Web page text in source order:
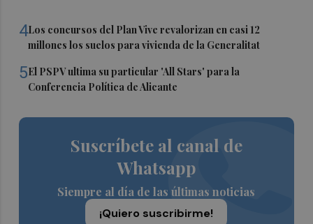
4Los concursos del Plan Vive revalorizan en casi 12
millones los suelos para vivienda de la Generalitat
5El PSPV ultima su particular 'All Stars' para la
Conferencia Política de Alicante
Suscríbete al canal de
Whatsapp
Siempre al día de las últimas noticias
¡Quiero suscribirme!